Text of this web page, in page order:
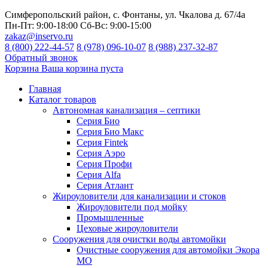
Симферопольский район, с. Фонтаны, ул. Чкалова д. 67/4а
Пн-Пт: 9:00-18:00 Сб-Вс: 9:00-15:00
zakaz@inservo.ru
8 (800) 222-44-57 8 (978) 096-10-07 8 (988) 237-32-87
Обратный звонок
Корзина Ваша корзина пуста
Главная
Каталог товаров
Автономная канализация – септики
Серия Био
Серия Био Макс
Серия Fintek
Серия Аэро
Серия Профи
Серия Alfa
Серия Атлант
Жироуловители для канализации и стоков
Жироуловители под мойку
Промышленные
Цеховые жироуловители
Сооружения для очистки воды автомойки
Очистные сооружения для автомойки Экора
МО